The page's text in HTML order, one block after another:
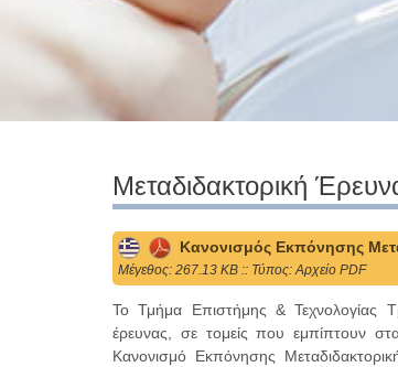
Μεταδιδακτορική
Κανονισμός Εκπόνησης
Mέγεθος: 267.13 KB :: Τύπος: Αρχείο PDF
Το Τμήμα Επιστήμης & Τεχνολογίας
έρευνας, σε τομείς που εμπίπτουν
Κανονισμό Εκπόνησης